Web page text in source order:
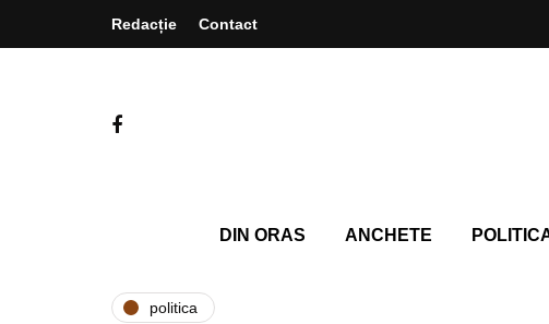
Redacție Contact
DIN ORAS ANCHETE
politica